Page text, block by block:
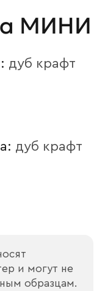
МИНИ
дуб крафт
дуб крафт
и могут не
образцам.